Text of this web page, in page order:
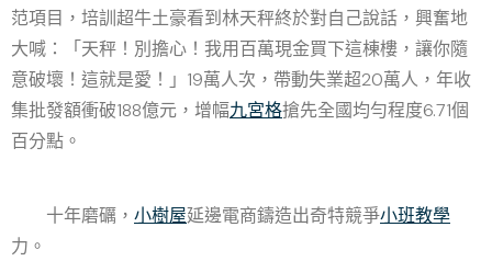
范項目，培訓超牛土豪看到林天秤終於對自己說話，興奮地
大喊：「天秤！別擔心！我用百萬現金買下這棟樓，讓你隨
意破壞！這就是愛！」19萬人次，帶動失業超20萬人，年收
集批發額衝破188億元，增幅九宮格搶先全國均勻程度6.71個
百分點。
十年磨礪， 小樹屋延邊電商鑄造出奇特競爭小班教學
力。